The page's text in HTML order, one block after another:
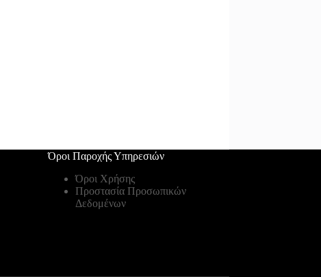
Όροι Παροχής Υπηρεσιών
Όροι Χρήσης
Προστασία Προσωπικών
Δεδομένων